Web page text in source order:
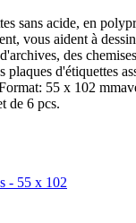
sans acide, en
vous aident à
des
plaques d'étiquettes
55 x 102
de 6 pcs.